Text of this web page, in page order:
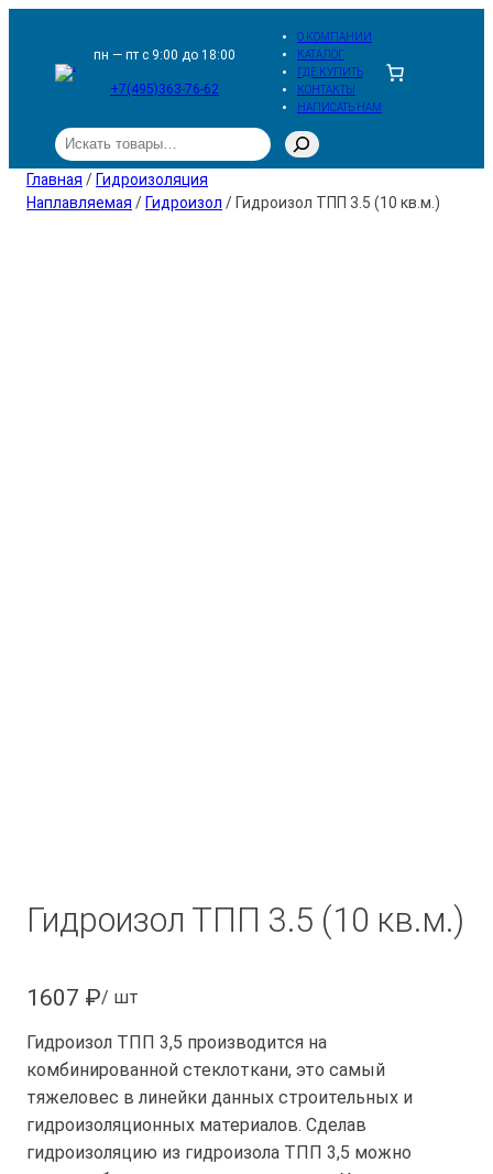
содержимому
пн — пт с 9:00 до 18:00
+7(495)363-76-62
О КОМПАНИИ
КАТАЛОГ
ГДЕ КУПИТЬ
КОНТАКТЫ
НАПИСАТЬ НАМ
Поиск
Главная / Гидроизоляция
Наплавляемая / Гидроизол / Гидроизол ТПП 3.5 (10 кв.м.)
Гидроизол ТПП 3.5 (10 кв.м.)
1607 ₽/ шт
Гидроизол ТПП 3,5 производится на
комбинированной стеклоткани, это самый
тяжеловес в линейки данных строительных и
гидроизоляционных материалов. Сделав
гидроизоляцию из гидроизола ТПП 3,5 можно